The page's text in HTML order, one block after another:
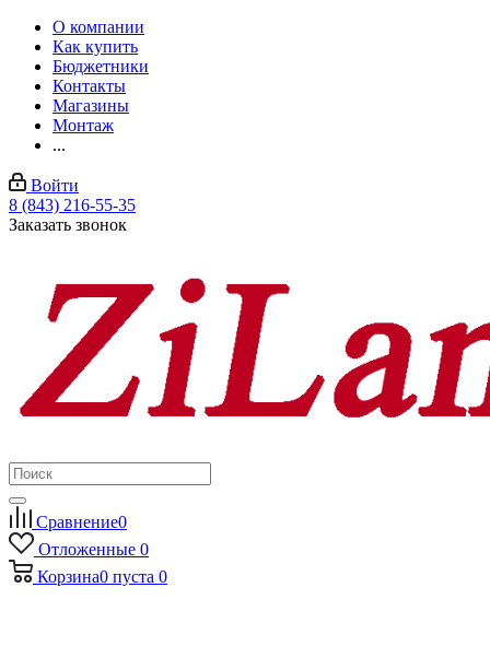
О компании
Как купить
Бюджетники
Контакты
Магазины
Монтаж
...
Войти
8 (843) 216-55-35
Заказать звонок
Сравнение0
Отложенные 0
Корзина0 пуста 0